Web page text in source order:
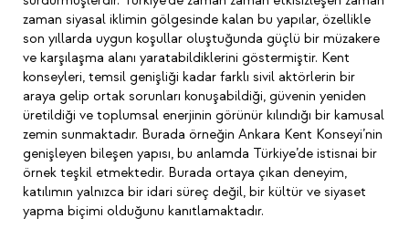
zaman siyasal iklimin gölgesinde kalan bu yapılar, özellikle
son yıllarda uygun koşullar oluştuğunda güçlü bir müzakere
ve karşılaşma alanı yaratabildiklerini göstermiştir. Kent
konseyleri, temsil genişliği kadar farklı sivil aktörlerin bir
araya gelip ortak sorunları konuşabildiği, güvenin yeniden
üretildiği ve toplumsal enerjinin görünür kılındığı bir kamusal
zemin sunmaktadır. Burada örneğin Ankara Kent Konseyi’nin
genişleyen bileşen yapısı, bu anlamda Türkiye’de istisnai bir
örnek teşkil etmektedir. Burada ortaya çıkan deneyim,
katılımın yalnızca bir idari süreç değil, bir kültür ve siyaset
yapma biçimi olduğunu kanıtlamaktadır.